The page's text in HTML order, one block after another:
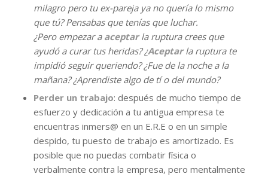
milagro pero tu ex-pareja ya no quería lo mismo
que tú? Pensabas que tenías que luchar.
¿Pero empezar a aceptarla ruptura crees que
ayudó a curar tus heridas? ¿Aceptarla ruptura te
impidió seguir queriendo? ¿Fue de la noche a la
mañana? ¿Aprendiste algo de tí o del mundo?
Perder un trabajo: después de mucho tiempo de
esfuerzo y dedicación a tu antigua empresa te
encuentras inmers@ en un E.R.E o en un simple
despido, tu puesto de trabajo es amortizado. Es
posible que no puedas combatir física o
verbalmente contra la empresa, pero mentalmente